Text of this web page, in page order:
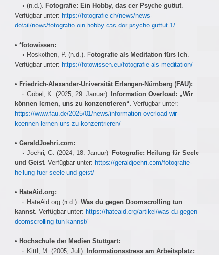
◦ (n.d.). Fotografie: Ein Hobby, das der Psyche guttut
Verfügbar unter: https://fotografie.ch/news/news-
detail/news/fotografie-ein-hobby-das-der-psyche-guttut-1/
• *fotowissen:
◦ Roskothen, P. (n.d.). Fotografie als Meditation fürs Ich
Verfügbar unter: https://fotowissen.eu/fotografie-als-meditation/
• Friedrich-Alexander-Universität Erlangen-Nürnberg (FAU):
◦ Göbel, K. (2025, 29. Januar). Information Overload: „Wir
können lernen, uns zu konzentrieren“ . Verfügbar unter:
https://www.fau.de/2025/01/news/information-overload-wir-
koennen-lernen-uns-zu-konzentrieren/
• GeraldJoehri.com:
◦ Joehri, G. (2024, 18. Januar). Fotografie: Heilung für Seele
und Geist . Verfügbar unter: https://geraldjoehri.com/fotografie-
heilung-fuer-seele-und-geist/
• HateAid.org:
◦ HateAid.org (n.d.). Was du gegen Doomscrolling tun
kannst . Verfügbar unter: https://hateaid.org/artikel/was-du-gegen-
doomscrolling-tun-kannst/
• Hochschule der Medien Stuttgart:
◦ Kittl, M. (2005, Juli). Informationsstress am Arbeitsplatz: